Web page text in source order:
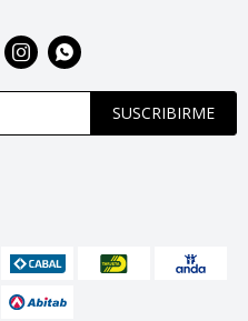
SUSCRIBIRME
 